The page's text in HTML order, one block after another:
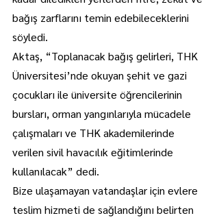
bağış zarflarını temin edebileceklerini
söyledi.
Aktaş, “Toplanacak bağış gelirleri, THK
Üniversitesi’nde okuyan şehit ve gazi
çocukları ile üniversite öğrencilerinin
bursları, orman yangınlarıyla mücadele
çalışmaları ve THK akademilerinde
verilen sivil havacılık eğitimlerinde
kullanılacak” dedi.
Bize ulaşamayan vatandaşlar için evlere
teslim hizmeti de sağlandığını belirten